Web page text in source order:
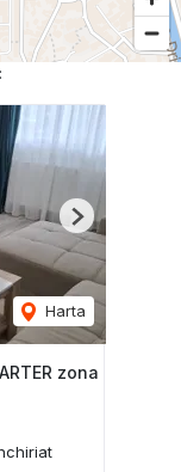
Harta
Next
zona